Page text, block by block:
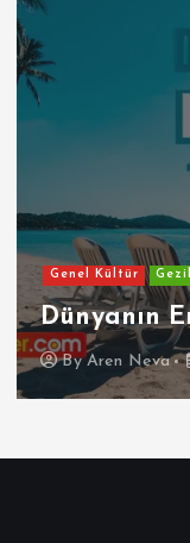
Genel Kültür
Dünyanın
ByAren Neva